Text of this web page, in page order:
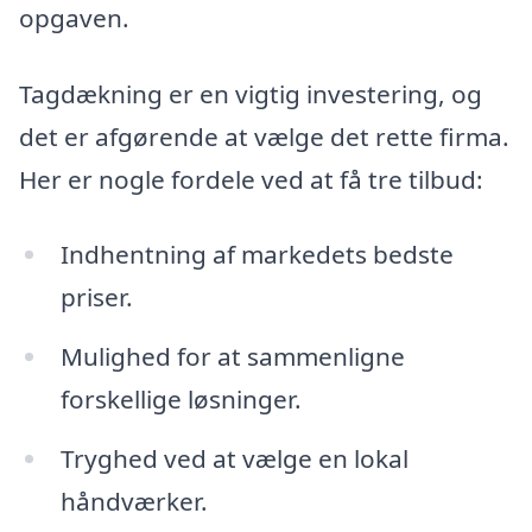
opgaven.
Tagdækning er en vigtig investering, og
det er afgørende at vælge det rette firma.
Her er nogle fordele ved at få tre tilbud:
Indhentning af markedets bedste
priser.
Mulighed for at sammenligne
forskellige løsninger.
Tryghed ved at vælge en lokal
håndværker.